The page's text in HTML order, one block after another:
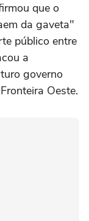
que o
da gaveta"
público entre
a
governo
Oeste.